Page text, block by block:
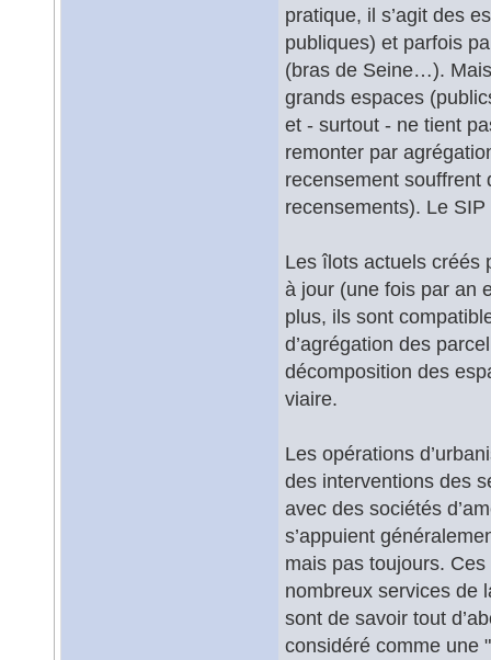
pratique, il s’agit des
publiques) et parfois
(bras de Seine…).
grands espaces
et - surtout - ne tient
remonter par
recensement souffrent
recensements). Le
Les îlots actuels créés
à jour (une fois par an
plus, ils sont
d’agrégation des
décomposition des
viaire.
Les opérations
des interventions des
avec des sociétés
s’appuient
mais pas toujours.
nombreux services de
sont de savoir tout
considéré comme une